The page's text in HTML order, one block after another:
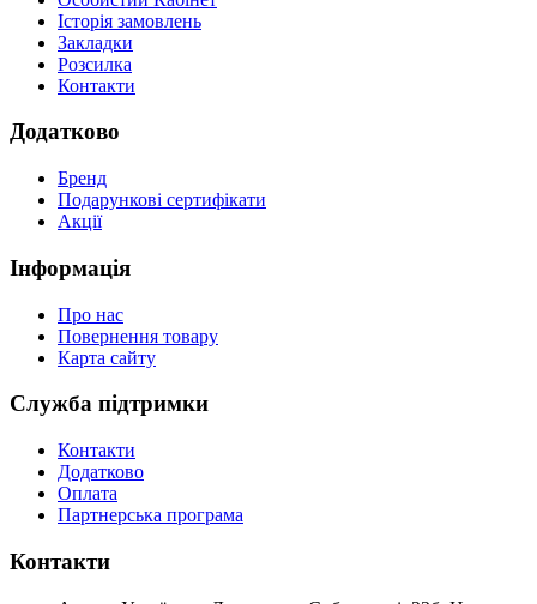
Історія замовлень
Закладки
Розсилка
Контакти
Додатково
Бренд
Подарункові сертифікати
Акції
Інформація
Про нас
Повернення товару
Карта сайту
Служба підтримки
Контакти
Додатково
Оплата
Партнерська програма
Контакти